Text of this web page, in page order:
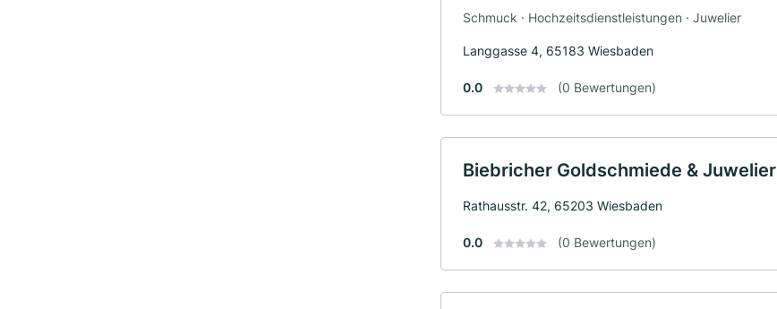
Schmuck · Hochzeitsdienstleistungen · Juwelier
Langgasse 4, 65183 Wiesbaden
0.0 (0 Bewertungen)
Biebricher Goldschmiede & Juwelier
Rathausstr. 42, 65203 Wiesbaden
0.0 (0 Bewertungen)